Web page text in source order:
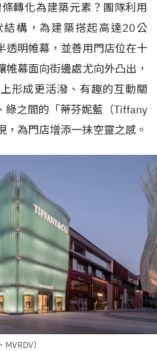
轉化為建築元素？團隊利用
構，為建築搭起高達20公
透明帷幕，並善用門店位在十
帷幕面向街邊處尤向外凸出，
形成更活潑、有趣的互動關
綠之間的「蒂芬妮藍（Tiffany
，為門店增添一抹空靈之感。
）